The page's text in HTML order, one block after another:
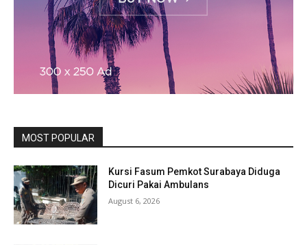
MOST POPULAR
Kursi Fasum Pemkot Surabaya Diduga
Dicuri Pakai Ambulans
August 6, 2026